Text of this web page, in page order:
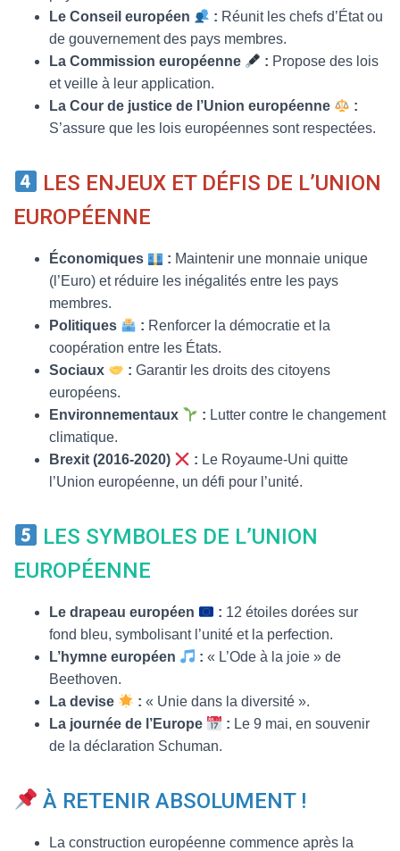
Le Conseil européen
: Réunit les chefs d’État ou
de gouvernement des pays membres.
La Commission européenne
: Propose des lois
et veille à leur application.
La Cour de justice de l’Union européenne
:
S’assure que les lois européennes sont respectées.
LES ENJEUX ET DÉFIS DE L’UNION
EUROPÉENNE
Économiques : Maintenir une monnaie unique
(l’Euro) et réduire les inégalités entre les pays
membres.
Politiques
: Renforcer la démocratie et la
coopération entre les États.
Sociaux
: Garantir les droits des citoyens
européens.
Environnementaux
: Lutter contre le changement
climatique.
Brexit (2016-2020)
: Le Royaume-Uni quitte
l’Union européenne, un défi pour l’unité.
LES SYMBOLES DE L’UNION
EUROPÉENNE
Le drapeau européen : 12 étoiles dorées sur
fond bleu, symbolisant l’unité et la perfection.
L’hymne européen
: « L’Ode à la joie » de
Beethoven.
La devise
: « Unie dans la diversité ».
La journée de l’Europe
: Le 9 mai, en souvenir
de la déclaration Schuman.
À RETENIR ABSOLUMENT !
La construction européenne commence après la